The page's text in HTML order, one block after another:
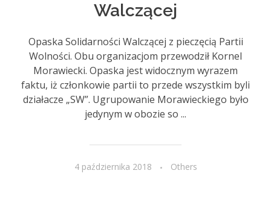
Walczącej
4 października 2018 Others
Opaska Solidarności Walczącej z pieczęcią Partii
Wolności. Obu organizacjom przewodził Kornel
Morawiecki. Opaska jest widocznym wyrazem
faktu, iż członkowie partii to przede wszystkim byli
działacze „SW”. Ugrupowanie Morawieckiego było
jedynym w obozie so ...